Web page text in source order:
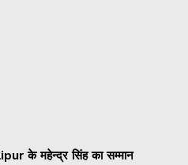
के महेन्द्र सिंह का सम्मान